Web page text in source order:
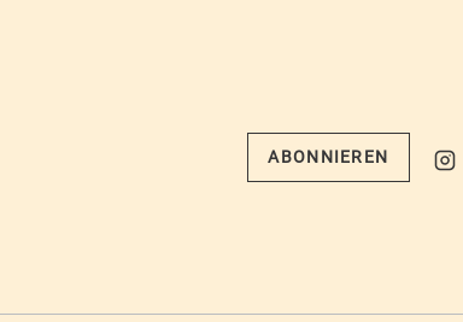
ABONNIEREN